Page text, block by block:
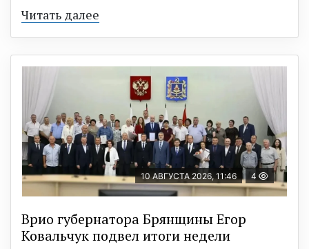
Читать далее
10 АВГУСТА 2026, 11:46 4
Врио губернатора Брянщины Егор
Ковальчук подвел итоги недели